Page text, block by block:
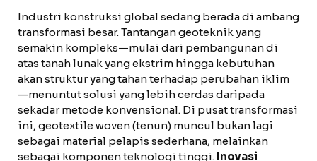
Industri konstruksi global sedang berada di ambang
transformasi besar. Tantangan geoteknik yang
semakin kompleks—mulai dari pembangunan di
atas tanah lunak yang ekstrim hingga kebutuhan
akan struktur yang tahan terhadap perubahan iklim
—menuntut solusi yang lebih cerdas daripada
sekadar metode konvensional. Di pusat transformasi
ini, geotextile woven (tenun) muncul bukan lagi
sebagai material pelapis sederhana, melainkan
sebagai komponen teknologi tinggi. Inovasi